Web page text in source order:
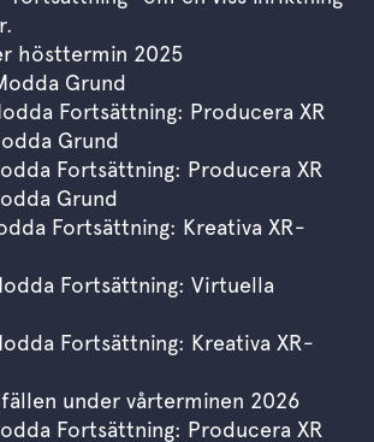
hösttermin 2025
Grund
Fortsättning: Producera XR
Grund
Fortsättning: Producera XR
Grund
Fortsättning: Kreativa XR-
Fortsättning: Virtuella
Fortsättning: Kreativa XR-
under vårterminen 2026
Fortsättning: Producera XR